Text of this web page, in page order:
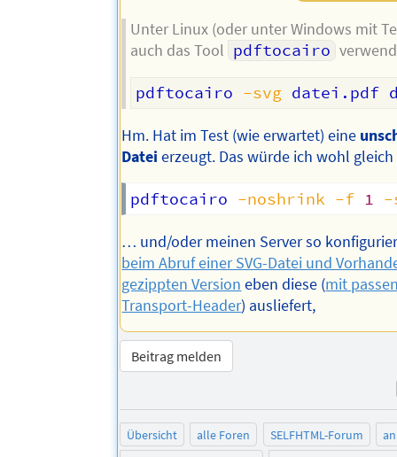
Unter Linux (oder unter Windows mit
auch das Tool pdftocairo
pdftocairo -svg
Hm. Hat im Test (wie erwartet) eine
Datei erzeugt. Das würde ich wohl
pdftocairo -noshrink -f 1 -
… und/oder meinen Server so
beim Abruf einer SVG-Datei und
gezippten Version eben diese (mit
Transport-Header) ausliefert,
Beitrag melden
Übersicht alle Foren SELFHTML-Forum